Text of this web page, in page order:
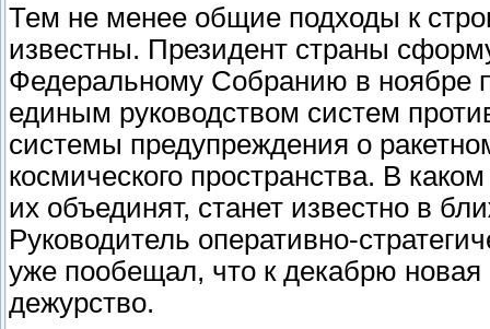
Тем не менее общие подходы к
известны. Президент страны
Федеральному Собранию в ноябре
единым руководством систем
системы предупреждения о
космического пространства. В
их объединят, станет известно в
Руководитель оперативно-
уже пообещал, что к декабрю новая
дежурство.